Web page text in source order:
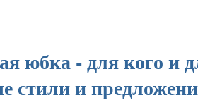
юбка - для кого и
стили и